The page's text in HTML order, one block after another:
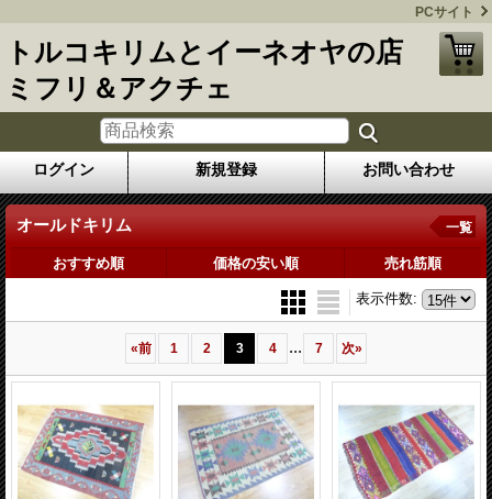
PCサイト
トルコキリムとイーネオヤの店
ミフリ＆アクチェ
ログイン 新規登録 お問い合わせ
オールドキリム 一覧
おすすめ順 価格の安い順 売れ筋順
表示件数:
«前 1 2 3 4 ... 7 次»